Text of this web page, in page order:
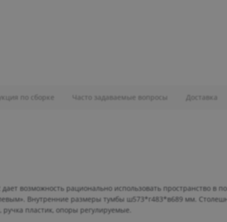
возможность рационально использовать пространство в
Внутренние размеры тумбы ш573*г483*в689 мм.
пластик, опоры регулируемые.
по сборке Часто задаваемые вопросы Доставка